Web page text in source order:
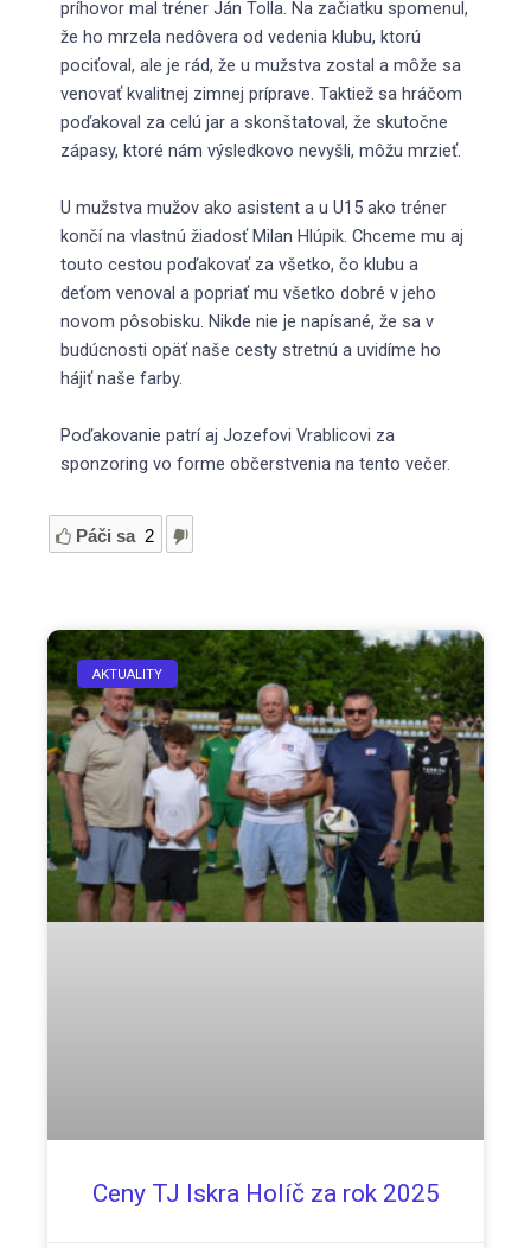
príhovor mal tréner Ján Tolla. Na začiatku spomenul,
že ho mrzela nedôvera od vedenia klubu, ktorú
pociťoval, ale je rád, že u mužstva zostal a môže sa
venovať kvalitnej zimnej príprave. Taktiež sa hráčom
poďakoval za celú jar a skonštatoval, že skutočne
zápasy, ktoré nám výsledkovo nevyšli, môžu mrzieť.
U mužstva mužov ako asistent a u U15 ako tréner
končí na vlastnú žiadosť Milan Hlúpik. Chceme mu aj
touto cestou poďakovať za všetko, čo klubu a
deťom venoval a popriať mu všetko dobré v jeho
novom pôsobisku. Nikde nie je napísané, že sa v
budúcnosti opäť naše cesty stretnú a uvidíme ho
hájiť naše farby.
Poďakovanie patrí aj Jozefovi Vrablicovi za
sponzoring vo forme občerstvenia na tento večer.
Páči sa 2
AKTUALITY
Ceny TJ Iskra Holíč za rok 2025